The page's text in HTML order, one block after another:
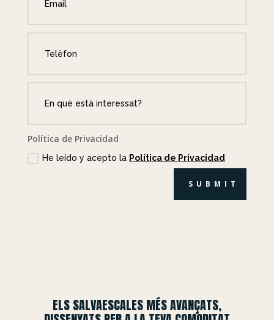
Política de Privacidad
He leído y acepto la Política de Privacidad
SUBMIT
ELS SALVAESCALES MÉS AVANÇATS,